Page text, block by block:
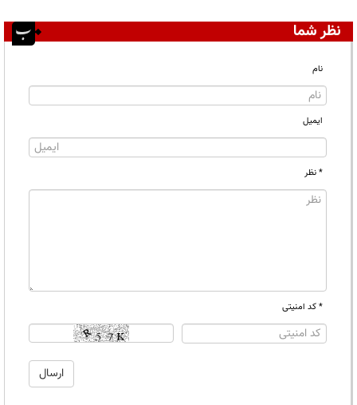
نظر شما
نام
ایمیل
* نظر
* کد امنیتی